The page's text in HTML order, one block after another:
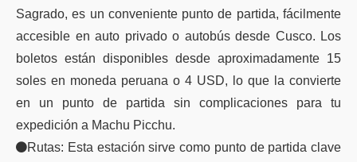
Sagrado, es un conveniente punto de partida, fácilmente
accesible en auto privado o autobús desde Cusco. Los
boletos están disponibles desde aproximadamente 15
soles en moneda peruana o 4 USD, lo que la convierte
en un punto de partida sin complicaciones para tu
expedición a Machu Picchu.
Rutas: Esta estación sirve como punto de partida clave